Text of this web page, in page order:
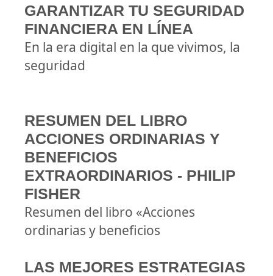
GARANTIZAR TU SEGURIDAD
FINANCIERA EN LÍNEA
En la era digital en la que vivimos, la
seguridad
RESUMEN DEL LIBRO
ACCIONES ORDINARIAS Y
BENEFICIOS
EXTRAORDINARIOS - PHILIP
FISHER
Resumen del libro «Acciones
ordinarias y beneficios
LAS MEJORES ESTRATEGIAS